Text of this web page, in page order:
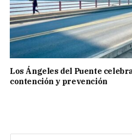
Los Ángeles del Puente
contención y prevención